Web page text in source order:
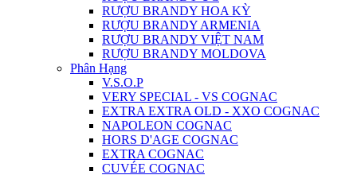
RƯỢU BRANDY HOA KỲ
RƯỢU BRANDY ARMENIA
RƯỢU BRANDY VIỆT NAM
RƯỢU BRANDY MOLDOVA
Phân Hạng
V.S.O.P
VERY SPECIAL - VS COGNAC
EXTRA EXTRA OLD - XXO COGNAC
NAPOLEON COGNAC
HORS D'AGE COGNAC
EXTRA COGNAC
CUVÉE COGNAC